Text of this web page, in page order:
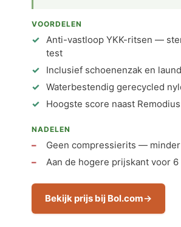
VOORDELEN
Anti-vastloop YKK-ritsen —
test
Inclusief schoenenzak en
Waterbestendig gerecycled
Hoogste score naast
NADELEN
Geen compressierits —
Aan de hogere prijskant voor 6
Bekijk prijs bij Bol.com